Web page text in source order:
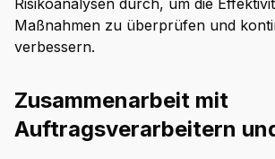
Risikoanalysen durch, um die
Maßnahmen zu überprüfen und
verbessern.
Zusammenarbeit mit
Auftragsverarbeitern